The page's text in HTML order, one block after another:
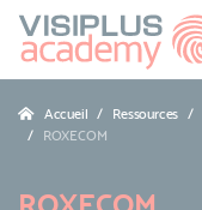
Accueil Ressources
ROXECOM